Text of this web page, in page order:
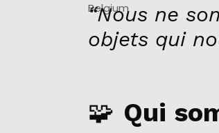
“Nous ne
objets qui
🧩 Qui
Belgium